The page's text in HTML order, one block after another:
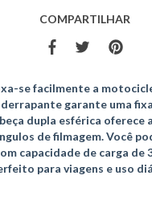
COMPARTILHAR
se facilmente a
garante uma
dupla esférica oferece
de filmagem. Você
capacidade de carga de
para viagens e uso